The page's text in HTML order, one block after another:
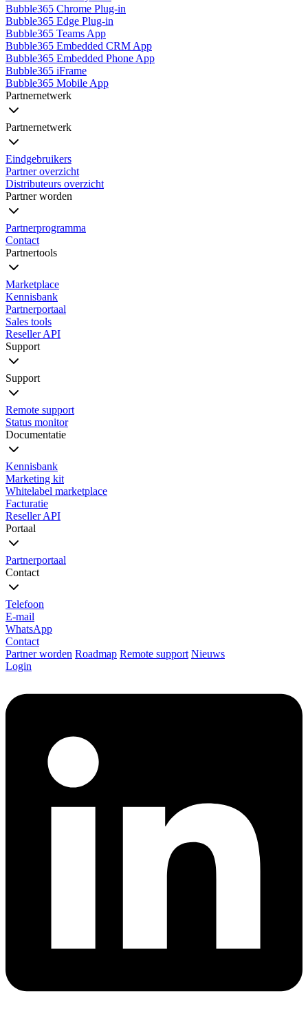
Bubble365 Chrome Plug-in
Bubble365 Edge Plug-in
Bubble365 Teams App
Bubble365 Embedded CRM App
Bubble365 Embedded Phone App
Bubble365 iFrame
Bubble365 Mobile App
Partnernetwerk
Partnernetwerk
Eindgebruikers
Partner overzicht
Distributeurs overzicht
Partner worden
Partnerprogramma
Contact
Partnertools
Marketplace
Kennisbank
Partnerportaal
Sales tools
Reseller API
Support
Support
Remote support
Status monitor
Documentatie
Kennisbank
Marketing kit
Whitelabel marketplace
Facturatie
Reseller API
Portaal
Partnerportaal
Contact
Telefoon
E-mail
WhatsApp
Contact
Partner worden Roadmap Remote support Nieuws
Login